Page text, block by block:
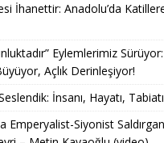
İhanettir: Anadolu’da
Eylemlerimiz Sürüyor:
Açlık Derinleşiyor!
İnsanı, Hayatı,
Emperyalist-Siyonist